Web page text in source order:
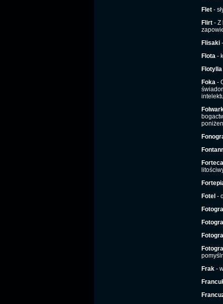
Flet-
Flirt- Z
Flisaki-
Flota-
Flotylla
Foka-
Forteca
Fotel -
Frak-